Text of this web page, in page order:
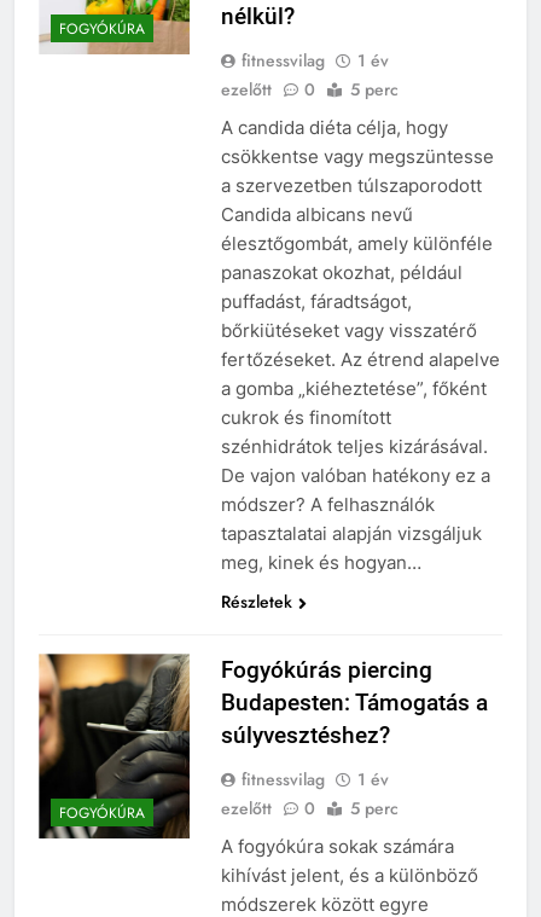
FOGYÓKÚRA
nélkül?
fitnessvilag
1 év
ezelőtt
0 5 perc
A candida diéta célja, hogy
csökkentse vagy megszüntesse
a szervezetben túlszaporodott
Candida albicans nevű
élesztőgombát, amely különféle
panaszokat okozhat, például
puffadást, fáradtságot,
bőrkiütéseket vagy visszatérő
fertőzéseket. Az étrend alapelve
a gomba „kiéheztetése”, főként
cukrok és finomított
szénhidrátok teljes kizárásával.
De vajon valóban hatékony ez a
módszer? A felhasználók
tapasztalatai alapján vizsgáljuk
meg, kinek és hogyan…
Részletek
FOGYÓKÚRA
Fogyókúrás piercing
Budapesten: Támogatás a
súlyvesztéshez?
fitnessvilag
1 év
ezelőtt
0 5 perc
A fogyókúra sokak számára
kihívást jelent, és a különböző
módszerek között egyre